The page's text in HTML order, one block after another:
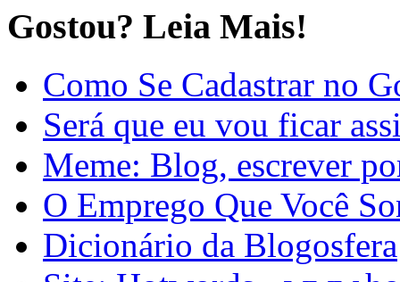
Gostou? Leia Mais!
Como Se Cadastrar no
Será que eu vou ficar
Meme: Blog, escrever
O Emprego Que Você
Dicionário da Blogosfera